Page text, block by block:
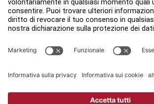
Accedi ad Facility Connect
Contatti
Impostazioni sulla privacy